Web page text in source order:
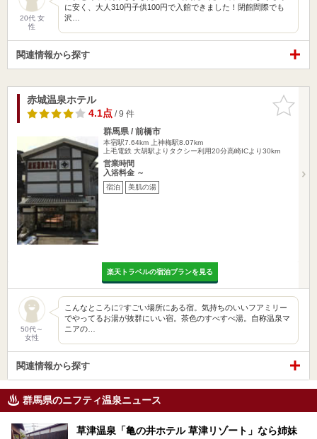
20代 女
性
に安く、大人310円子供100円で入館できました！閉館間際でも
沢…
関連情報から探す
お気に入
りに追加
赤城温泉ホテル
4.1点/ 9 件
群馬県 / 前橋市
本宿駅7.64km
上神梅駅8.07km
上毛電鉄 大胡駅よりタクシー利用20分高崎ICより30km
営業時間
入浴料金 ～
宿泊 美肌の湯
楽天トラベルの宿泊プランを見る
50代～
女性
こんなところに❔すごい場所にある宿。気持ちのいいフアミリー
でやってるお湯が抜群にいい宿。茶色のすべすべ湯。自称温泉マ
ニアの…
関連情報から探す
群馬県のニフティ温泉ニュース
草津温泉「亀の井ホテル 草津リゾート」なら姉妹